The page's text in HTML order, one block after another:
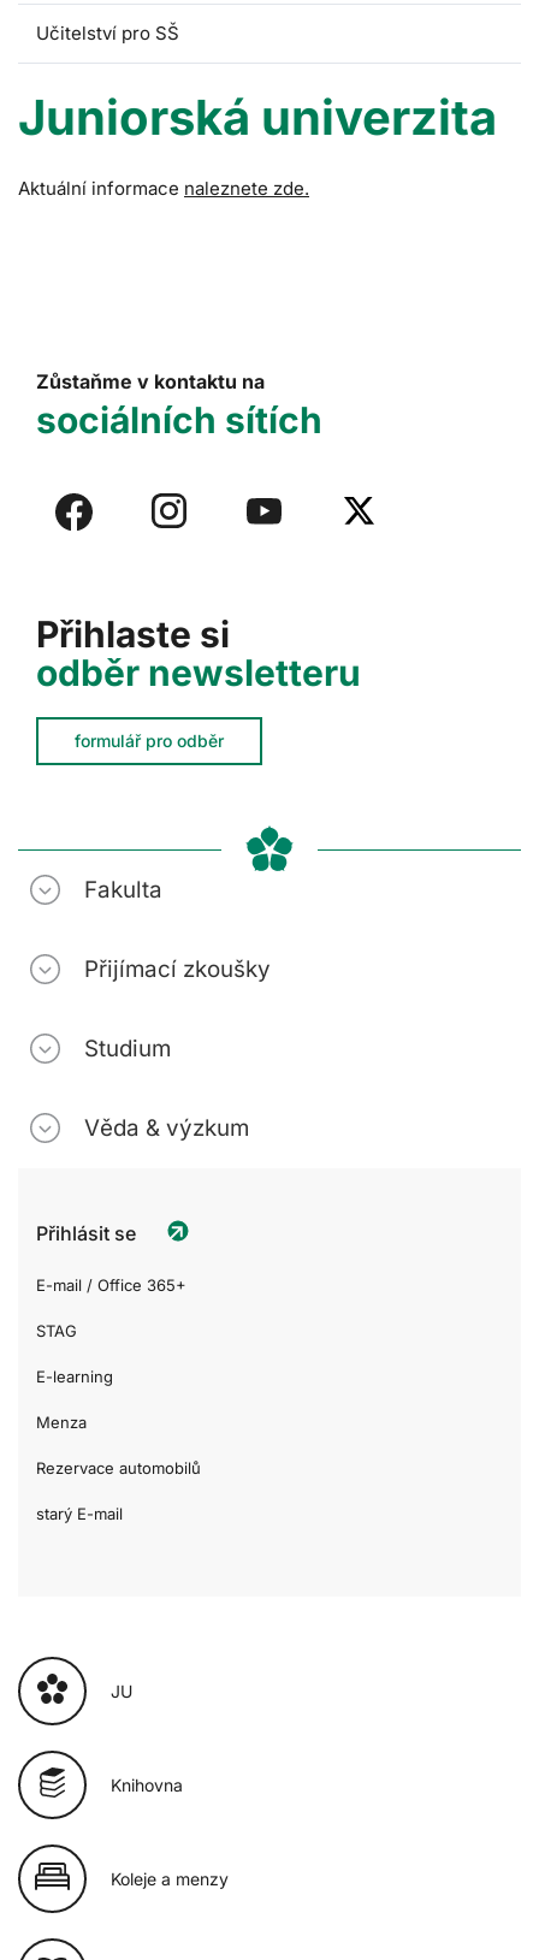
Učitelství pro SŠ
Juniorská univerzita
Aktuální informace naleznete zde.
Přihlaste si
odběr newsletteru
formulář pro odběr
Zůstaňme v kontaktu na
sociálních sítích
Fakulta
Přijímací zkoušky
Studium
Věda & výzkum
Přihlásit se
E-mail / Office 365+
STAG
E-learning
Menza
Rezervace automobilů
starý E-mail
JU
Knihovna
Koleje a menzy